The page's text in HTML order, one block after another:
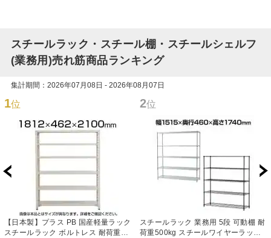
スチールラック・スチール棚・スチールシェルフ
(業務用)売れ筋商品ランキング
集計期間：2026年07月08日 - 2026年08月07日
1位
【日本製】プラス PB 国産軽量ラック
スチールラック ボルトレス 耐荷重
2位
スチールラック 業務用 5段 可動棚 耐
荷重500kg スチールワイヤーラック